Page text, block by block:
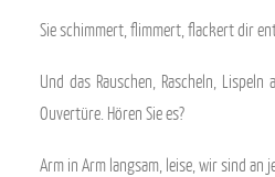
Sie schimmert, flimmert, flackert dir
Und das Rauschen, Rascheln,
Ouvertüre. Hören Sie es?
Arm in Arm langsam, leise, wir sind an